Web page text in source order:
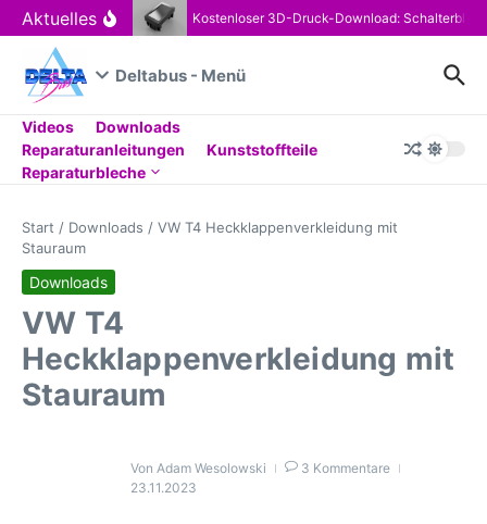
Zum Inhalt springen
Aktuelles Kostenloser 3D-Druck-Download:
Deltabus - Menü
Videos
Downloads
Reparaturanleitungen
Kunststoffteile
Reparaturbleche
Start / Downloads / VW T4 Heckklappenverkleidung mit
Stauraum
Downloads
VW T4
Heckklappenverkleidung mit
Stauraum
Von Adam Wesolowski
3 Kommentare
23.11.2023